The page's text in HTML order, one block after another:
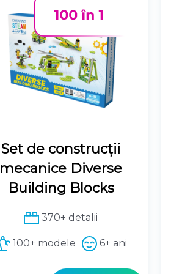
Set de construcții
mecanice Diverse
Building Blocks
370+ detalii
100+ modele 6+ ani